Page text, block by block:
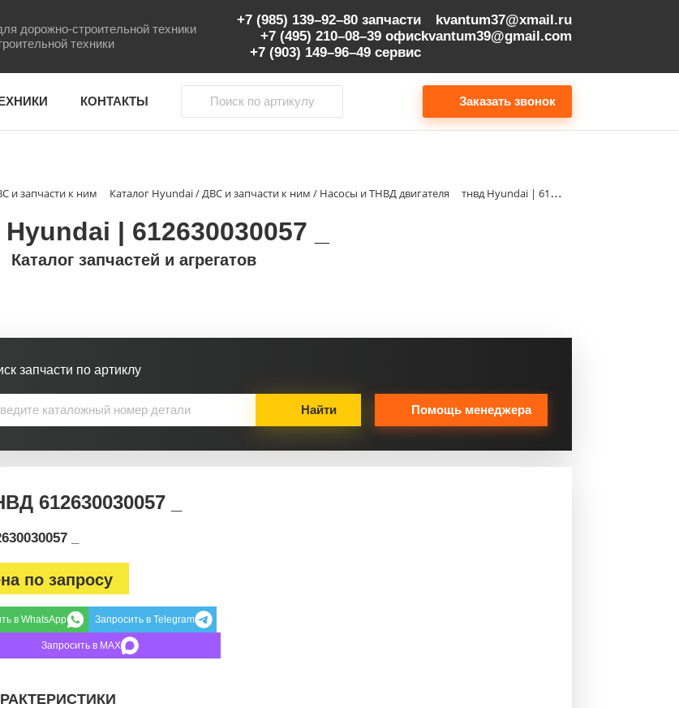
дорожно-строительной техники
техники
+7 (985) 139–92–80 запчасти
+7 (495) 210–08–39 офис
+7 (903) 149–96–49 сервис
kvantum37@xmail.ru
kvantum39@gmail.com
КОНТАКТЫ Заказать звонок
и запчасти к ним Каталог Hyundai / ДВС и запчасти к ним / Насосы и ТНВД двигателя тнвд Hyundai | 612630030057 _
| 612630030057 _
Каталог запчастей и агрегатов
запчасти по артиклу
Найти Помощь менеджера
612630030057 _
_
по запросу
в WhatsApp Запросить в Telegram
Запросить в MAX